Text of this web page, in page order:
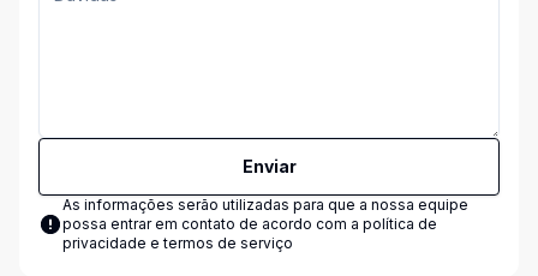
Enviar
As informações serão utilizadas para que a nossa equipe
possa entrar em contato de acordo com a política de
privacidade e termos de serviço